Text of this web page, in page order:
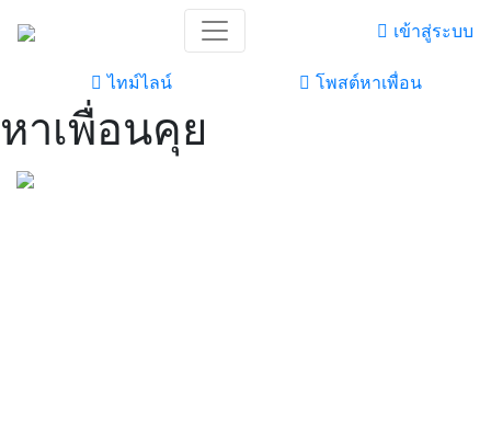
เข้าสู่ระบบ
ไทม์ไลน์ โพสต์หาเพื่อน
หาเพื่อนคุย